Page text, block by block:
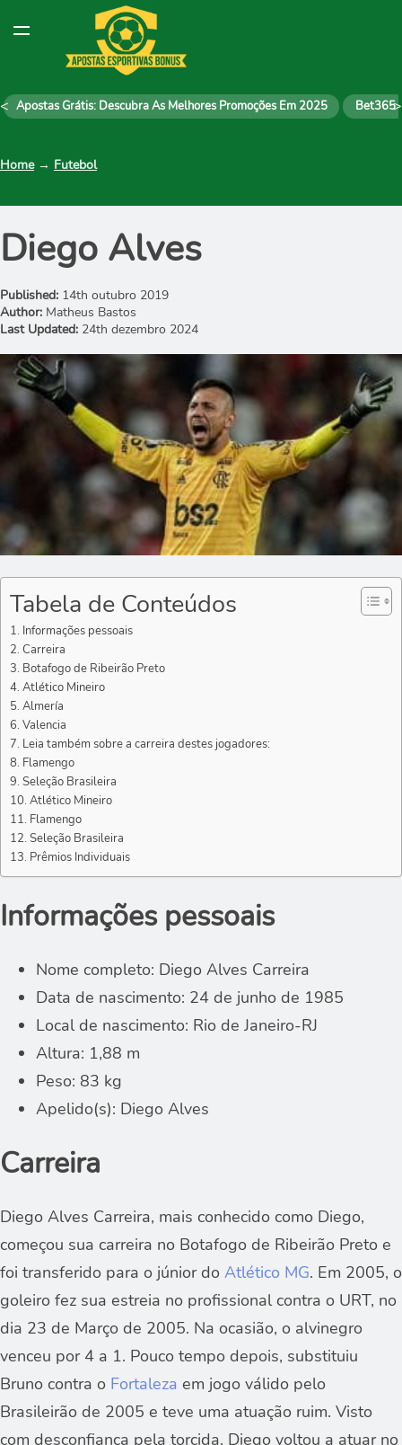
< >
Apostas Grátis: Descubra As Melhores Promoções Em 2025 Bet365
Home→ Futebol
Diego Alves
Published: 14th outubro 2019
Author: Matheus Bastos
Last Updated: 24th dezembro 2024
Tabela de Conteúdos
Informações pessoais
Carreira
Botafogo de Ribeirão Preto
Atlético Mineiro
Almería
Valencia
Leia também sobre a carreira destes jogadores:
Flamengo
Seleção Brasileira
Atlético Mineiro
Flamengo
Seleção Brasileira
Prêmios Individuais
Informações pessoais
Nome completo: Diego Alves Carreira
Data de nascimento: 24 de junho de 1985
Local de nascimento: Rio de Janeiro-RJ
Altura: 1,88 m
Peso: 83 kg
Apelido(s): Diego Alves
Carreira
Diego Alves Carreira, mais conhecido como Diego,
começou sua carreira no Botafogo de Ribeirão Preto e
foi transferido para o júnior do Atlético MG. Em 2005, o
goleiro fez sua estreia no profissional contra o URT, no
dia 23 de Março de 2005. Na ocasião, o alvinegro
venceu por 4 a 1. Pouco tempo depois, substituiu
Bruno contra o Fortaleza em jogo válido pelo
Brasileirão de 2005 e teve uma atuação ruim. Visto
com desconfiança pela torcida, Diego voltou a atuar no